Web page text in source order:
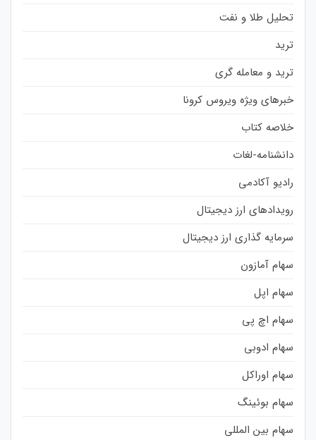
تحلیل طلا و نفت
ترید
ترید و معامله گری
خبرهای ویژه ویروس کرونا
خلاصه کتاب
دانشنامه-لغات
رادیو آکادمی
رویدادهای ارز دیجیتال
سرمایه گذاری ارز دیجیتال
سهام آمازون
سهام اپل
سهام اچ پی
سهام ادوبی
سهام اوراکل
سهام بوئینگ
سهام بین المللی